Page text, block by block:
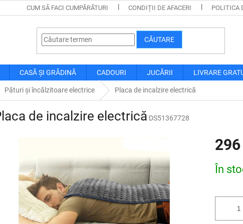
CUM SĂ FACI CUMPĂRĂTURI CONDIȚII DE AFACERI POLITICA
CĂUTARE
CASĂ ȘI GRĂDINĂ CADOURI JUCĂRII LIVRARE
Pături și încălzitoare electrice Placa de incalzire electrică
de incalzire electrică DS51367728
296
Evaluare
preţ:
În